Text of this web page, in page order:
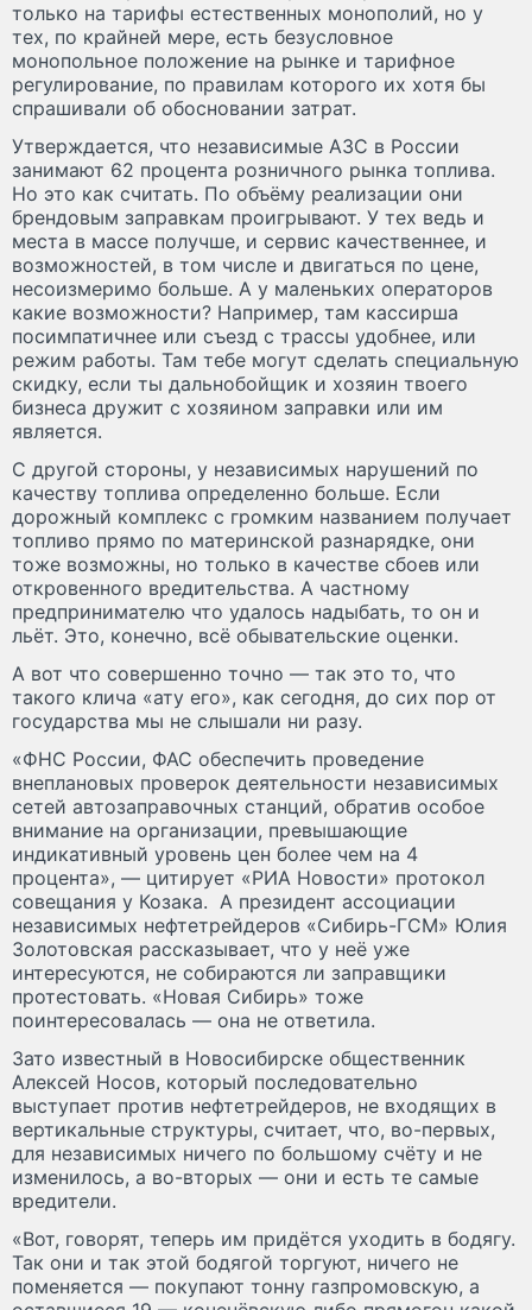
только на тарифы естественных монополий, но у
тех, по крайней мере, есть безусловное
монопольное положение на рынке и тарифное
регулирование, по правилам которого их хотя бы
спрашивали об обосновании затрат.
Утверждается, что независимые АЗС в России
занимают 62 процента розничного рынка топлива.
Но это как считать. По объёму реализации они
брендовым заправкам проигрывают. У тех ведь и
места в массе получше, и сервис качественнее, и
возможностей, в том числе и двигаться по цене,
несоизмеримо больше. А у маленьких операторов
какие возможности? Например, там кассирша
посимпатичнее или съезд с трассы удобнее, или
режим работы. Там тебе могут сделать специальную
скидку, если ты дальнобойщик и хозяин твоего
бизнеса дружит с хозяином заправки или им
является.
С другой стороны, у независимых нарушений по
качеству топлива определенно больше. Если
дорожный комплекс с громким названием получает
топливо прямо по материнской разнарядке, они
тоже возможны, но только в качестве сбоев или
откровенного вредительства. А частному
предпринимателю что удалось надыбать, то он и
льёт. Это, конечно, всё обывательские оценки.
А вот что совершенно точно — так это то, что
такого клича «ату его», как сегодня, до сих пор от
государства мы не слышали ни разу.
«ФНС России, ФАС обеспечить проведение
внеплановых проверок деятельности независимых
сетей автозаправочных станций, обратив особое
внимание на организации, превышающие
индикативный уровень цен более чем на 4
процента», — цитирует «РИА Новости» протокол
совещания у Козака. А президент ассоциации
независимых нефтетрейдеров «Сибирь-ГСМ» Юлия
Золотовская рассказывает, что у неё уже
интересуются, не собираются ли заправщики
протестовать. «Новая Сибирь» тоже
поинтересовалась — она не ответила.
Зато известный в Новосибирске общественник
Алексей Носов, который последовательно
выступает против нефтетрейдеров, не входящих в
вертикальные структуры, считает, что, во-первых,
для независимых ничего по большому счёту и не
изменилось, а во-вторых — они и есть те самые
вредители.
«Вот, говорят, теперь им придётся уходить в бодягу.
Так они и так этой бодягой торгуют, ничего не
поменяется — покупают тонну газпромовскую, а